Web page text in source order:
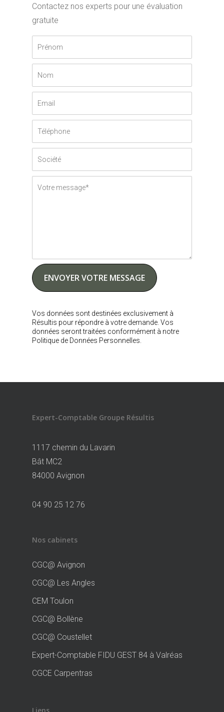
Contactez nos experts pour une évaluation
gratuite
Vos données sont destinées exclusivement à
Résultis pour répondre à votre demande. Vos
données seront traitées conformément à notre
Politique de Données Personnelles.
Expert-Comptable Groupe Résultis
1117 chemin du Lavarin
Bât MC2
84000 Avignon
04 90 25 12 76
Nos cabinets
CGC@ Avignon
CGC@ Les Angles
CEM Toulon
CGC@ Bollène
CGC@ Coustellet
Expert-Comptable FIDU GEST 84 à Valréas
CGCE Carpentras